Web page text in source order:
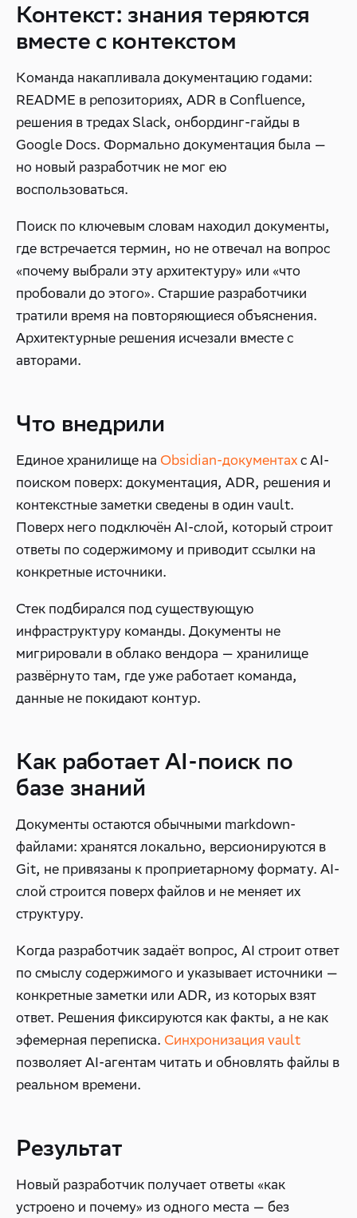
Контекст: знания теряются
вместе с контекстом
Команда накапливала документацию годами:
README в репозиториях, ADR в Confluence,
решения в тредах Slack, онбординг-гайды в
Google Docs. Формально документация была —
но новый разработчик не мог ею
воспользоваться.
Поиск по ключевым словам находил документы,
где встречается термин, но не отвечал на вопрос
«почему выбрали эту архитектуру» или «что
пробовали до этого». Старшие разработчики
тратили время на повторяющиеся объяснения.
Архитектурные решения исчезали вместе с
авторами.
Что внедрили
Единое хранилище на Obsidian-документахс AI-
поиском поверх: документация, ADR, решения и
контекстные заметки сведены в один vault.
Поверх него подключён AI-слой, который строит
ответы по содержимому и приводит ссылки на
конкретные источники.
Стек подбирался под существующую
инфраструктуру команды. Документы не
мигрировали в облако вендора — хранилище
развёрнуто там, где уже работает команда,
данные не покидают контур.
Как работает AI-поиск по
базе знаний
Документы остаются обычными markdown-
файлами: хранятся локально, версионируются в
Git, не привязаны к проприетарному формату. AI-
слой строится поверх файлов и не меняет их
структуру.
Когда разработчик задаёт вопрос, AI строит ответ
по смыслу содержимого и указывает источники —
конкретные заметки или ADR, из которых взят
ответ. Решения фиксируются как факты, а не как
эфемерная переписка. Синхронизация vault
позволяет AI-агентам читать и обновлять файлы в
реальном времени.
Результат
Новый разработчик получает ответы «как
устроено и почему» из одного места — без